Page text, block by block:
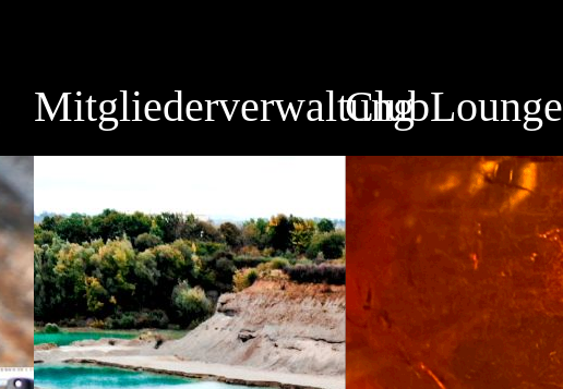
MitgliederverwaltungClubLounge